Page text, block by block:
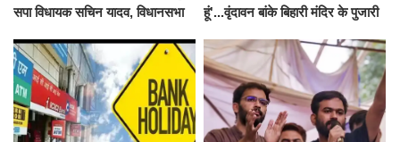
सपा विधायक सचिन यादव, विधानसभा
निलंबित
हूं'...वृंदावन बांके बिहारी मंदिर के पुजारी
जलाभिषेक